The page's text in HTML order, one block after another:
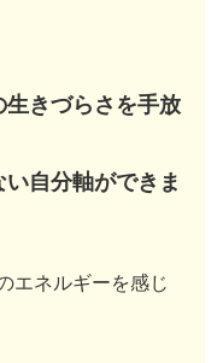
生きづらさを手放
自分軸ができま
エネルギーを感じ